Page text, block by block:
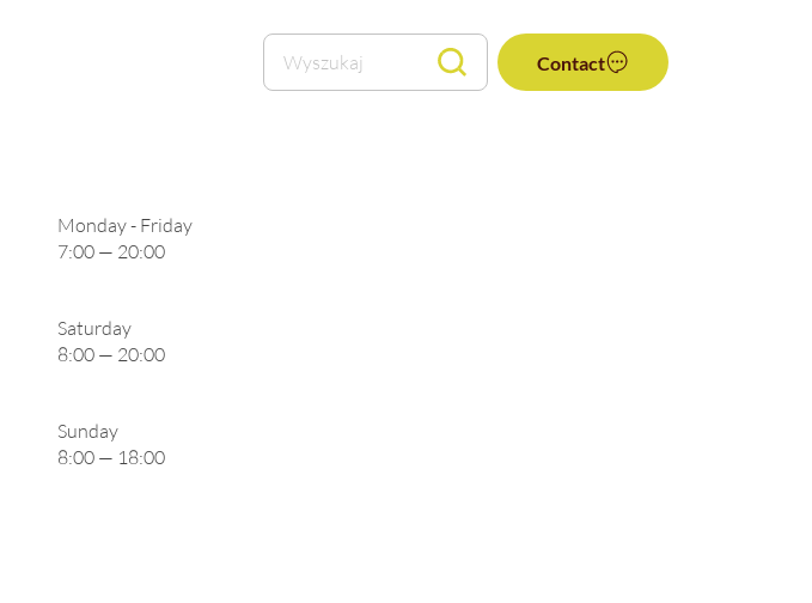
Wyszukaj Contact
Monday - Friday
7:00 — 20:00
Saturday
8:00 — 20:00
Sunday
8:00 — 18:00